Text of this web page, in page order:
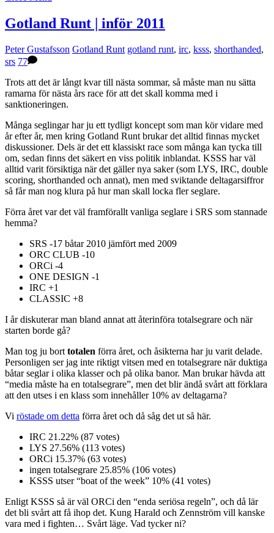
Gotland Runt | inför 2011
Peter Gustafsson Gotland Runt gotland runt, irc, ksss, shorthanded,
srs 77
Trots att det är långt kvar till nästa sommar, så måste man nu sätta
ramarna för nästa års race för att det skall komma med i
sanktioneringen.
Många seglingar har ju ett tydligt koncept som man kör vidare med
år efter år, men kring Gotland Runt brukar det alltid finnas mycket
diskussioner. Dels är det ett klassiskt race som många kan tycka till
om, sedan finns det säkert en viss politik inblandat. KSSS har väl
alltid varit försiktiga när det gäller nya saker (som LYS, IRC, double
scoring, shorthanded och annat), men med sviktande deltagarsiffror
så får man nog klura på hur man skall locka fler seglare.
Förra året var det väl framförallt vanliga seglare i SRS som stannade
hemma?
SRS -17 båtar 2010 jämfört med 2009
ORC CLUB -10
ORCi -4
ONE DESIGN -1
IRC +1
CLASSIC +8
I år diskuterar man bland annat att återinföra totalsegrare och när
starten borde gå?
Man tog ju bort totalen förra året, och åsikterna har ju varit delade.
Personligen ser jag inte riktigt vitsen med en totalsegrare när duktiga
båtar seglar i olika klasser och på olika banor. Man brukar hävda att
“media måste ha en totalsegrare”, men det blir ändå svårt att förklara
att den utses i en klass som innehåller 10% av deltagarna?
Vi röstade om detta förra året och då såg det ut så här.
IRC 21.22% (87 votes)
LYS 27.56% (113 votes)
ORCi 15.37% (63 votes)
ingen totalsegrare 25.85% (106 votes)
KSSS utser “boat of the week” 10% (41 votes)
Enligt KSSS så är väl ORCi den “enda seriösa regeln”, och då lär
det bli svårt att få ihop det. Kung Harald och Zennström vill kanske
vara med i fighten… Svårt läge. Vad tycker ni?